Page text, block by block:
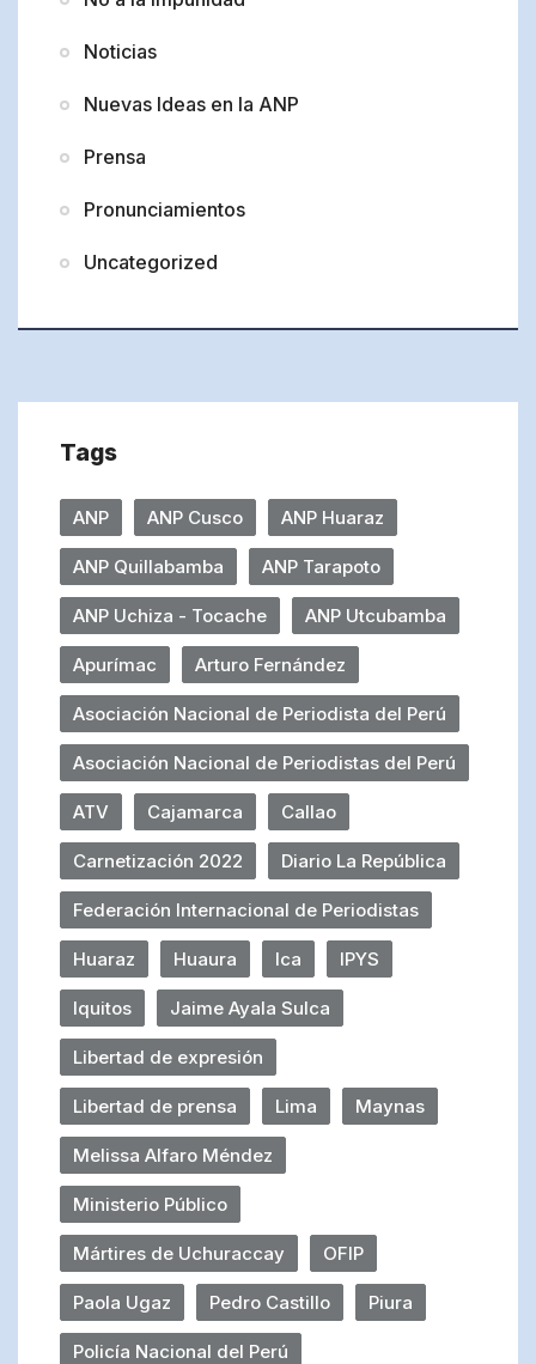
Noticias
Nuevas Ideas en la ANP
Prensa
Pronunciamientos
Uncategorized
Tags
ANP ANP Cusco ANP Huaraz
ANP Quillabamba ANP Tarapoto
ANP Uchiza - Tocache ANP Utcubamba
Apurímac Arturo Fernández
Asociación Nacional de Periodista del Perú
Asociación Nacional de Periodistas del Perú
ATV Cajamarca Callao
Carnetización 2022 Diario La República
Federación Internacional de Periodistas
Huaraz Huaura Ica IPYS
Iquitos Jaime Ayala Sulca
Libertad de expresión
Libertad de prensa Lima Maynas
Melissa Alfaro Méndez
Ministerio Público
Mártires de Uchuraccay OFIP
Paola Ugaz Pedro Castillo Piura
Policía Nacional del Perú